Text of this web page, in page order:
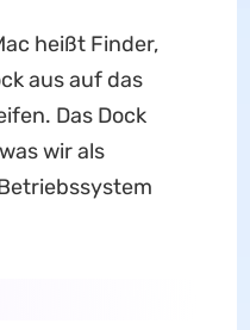
heißt Finder,
aus auf das
Das Dock
wir als